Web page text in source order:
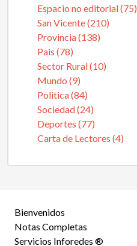
Espacio no editorial (75)
San Vicente (210)
Provincia (138)
Pais (78)
Sector Rural (10)
Mundo (9)
Politica (84)
Sociedad (24)
Deportes (77)
Carta de Lectores (4)
Bienvenidos
Notas Completas
Servicios Inforedes ®